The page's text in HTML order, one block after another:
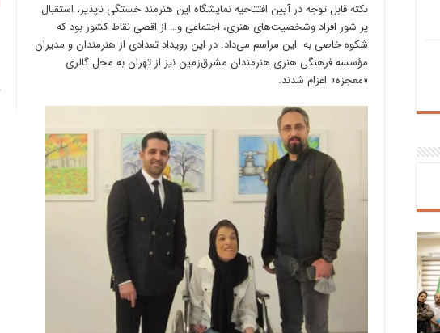
نکته قابل توجه در آیین افتتاحیه نمایشگاه این هنرمند خستگی ناپذیر، استقبال
پر شور افراد وشخصیت‌های هنری، اجتماعی و… از اقصی نقاط کشور بود که
شکوه خاصی به این مراسم می‌داد. در این رویداد تعدادی از هنرمندان و مدیران
مؤسسه فرهنگی هنری هنرمندان مشرق‌زمین نیز از تهران به محل گالری
«معجزه» اعزام شدند.